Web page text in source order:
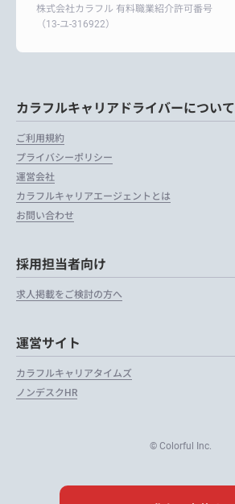
株式会社カラフル 有料職業紹介許可番号
（13-ユ-316922）
カラフルキャリアドライバーについて
ご利用規約
プライバシーポリシー
運営会社
カラフルキャリアエージェントとは
お問い合わせ
採用担当者向け
求人掲載をご検討の方へ
運営サイト
カラフルキャリアタイムズ
ノンデスクHR
© Colorful Inc.